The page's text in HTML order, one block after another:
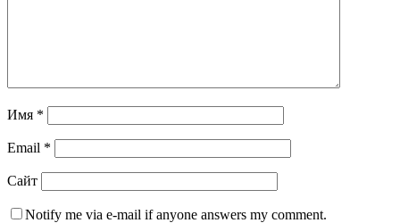
Имя *
Email *
Сайт
Notify me via e-mail if anyone answers my comment.